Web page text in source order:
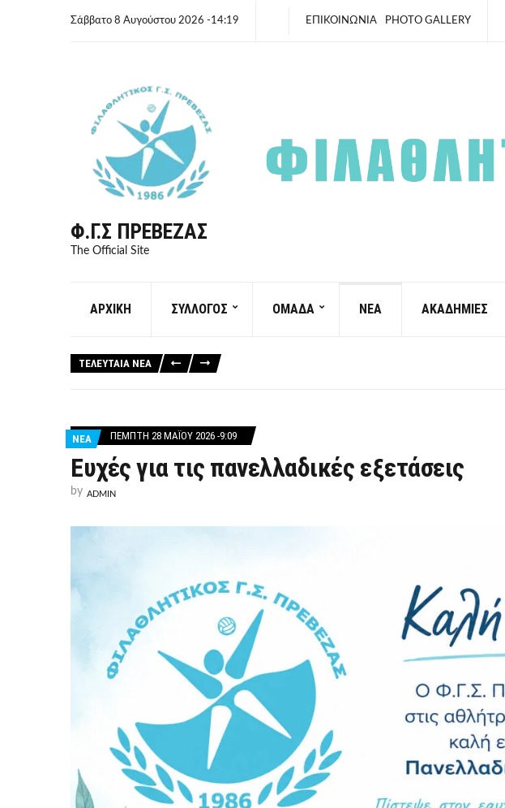
Σάββατο 8 Αυγούστου 2026 -14:19 ΕΠΙΚΟΙΝΩΝΙΑ PHOTO GALLERY
Φ.Γ.Σ ΠΡΈΒΕΖΑΣ
The Official Site
ΑΡΧΙΚΗ ΣΥΛΛΟΓΟΣ ΟΜΑΔΑ ΝΕΑ ΑΚΑΔΗΜΙΕΣ
ΤΕΛΕΥΤΑΙΑ ΝΕΑ
ΝΕΑ ΠΈΜΠΤΗ 28 ΜΑΪ́ΟΥ 2026 -9:09
Ευχές για τις πανελλαδικές εξετάσεις
by ADMIN